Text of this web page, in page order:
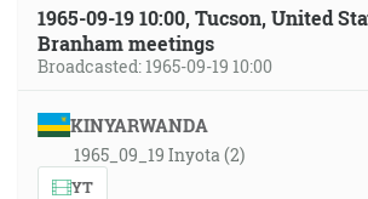
1965-09-19 10:00, Tucson, United
Branham meetings
Broadcasted: 1965-09-19 10:00
KINYARWANDA
1965_09_19 Inyota (2)
YT